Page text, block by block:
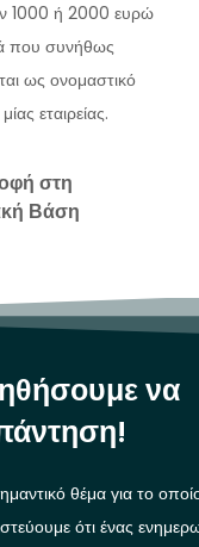
1000 ή 2000 ευρώ
που συνήθως
ως ονομαστικό
εταιρείας.
στη
Βάση
να
θέμα για το
ότι ένας